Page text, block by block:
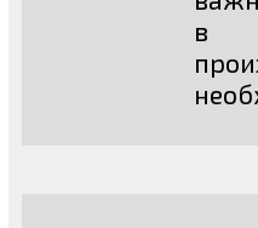
в